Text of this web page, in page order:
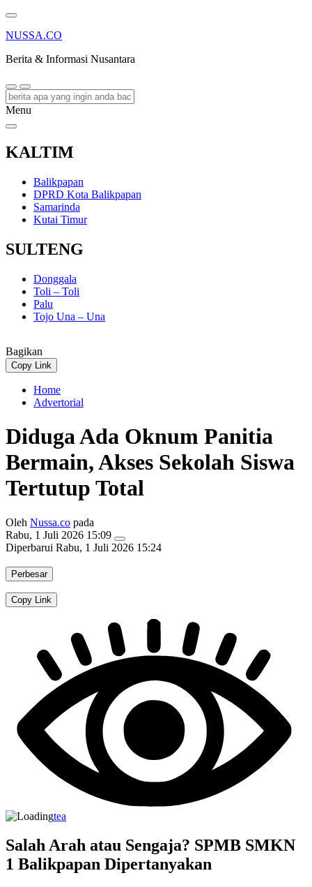
NUSSA.CO
Berita & Informasi Nusantara
Menu
KALTIM
Balikpapan
DPRD Kota Balikpapan
Samarinda
Kutai Timur
SULTENG
Donggala
Toli – Toli
Palu
Tojo Una – Una
Bagikan
Copy Link
Home
Advertorial
Diduga Ada Oknum Panitia
Bermain, Akses Sekolah Siswa
Tertutup Total
Oleh Nussa.co pada
Rabu, 1 Juli 2026 15:09
Diperbarui Rabu, 1 Juli 2026 15:24
Perbesar
Copy Link
tea
Salah Arah atau Sengaja? SPMB SMKN
1 Balikpapan Dipertanyakan